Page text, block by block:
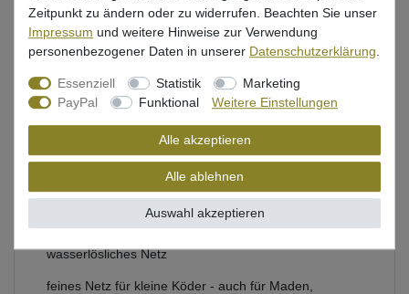
Bewertung
Nachfüllpack für Fox PVA Funnel Narrow
wasserlösliches Netz
feines Netz für kleine Köder - auch für Maden,
Zeitpunkt zu ändern oder zu widerrufen. Beachten Sie unser
Impressum und weitere Hinweise zur Verwendung
personenbezogener Daten in unserer Daten­schutz­erklärung
Essenziell Statistik
Marketing
PayPal
Funktional Weitere Einstellungen
Alle akzeptieren
Alle ablehnen
Auswahl akzeptieren